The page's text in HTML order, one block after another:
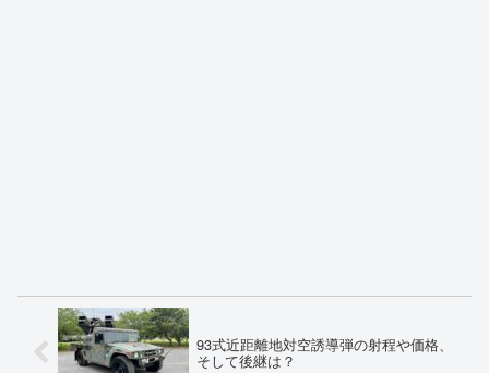
93式近距離地対空誘導弾の射程や価格、
そして後継は？